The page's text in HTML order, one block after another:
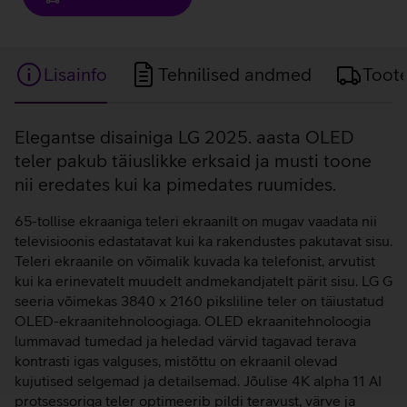
Lisainfo Tehnilised andmed
Lisainfo
Elegantse disainiga LG 2025. aasta OLED
teler pakub täiuslikke erksaid ja musti toone
nii eredates kui ka pimedates ruumides.
65-tollise ekraaniga teleri ekraanilt on mugav vaadata nii
televisioonis edastatavat kui ka rakendustes pakutavat sisu.
Teleri ekraanile on võimalik kuvada ka telefonist, arvutist
kui ka erinevatelt muudelt andmekandjatelt pärit sisu. LG G
seeria võimekas 3840 x 2160 piksliline teler on täiustatud
OLED-ekraanitehnoloogiaga. OLED ekraanitehnoloogia
lummavad tumedad ja heledad värvid tagavad terava
kontrasti igas valguses, mistõttu on ekraanil olevad
kujutised selgemad ja detailsemad. Jõulise 4K alpha 11 AI
protsessoriga teler optimeerib pildi teravust, värve ja